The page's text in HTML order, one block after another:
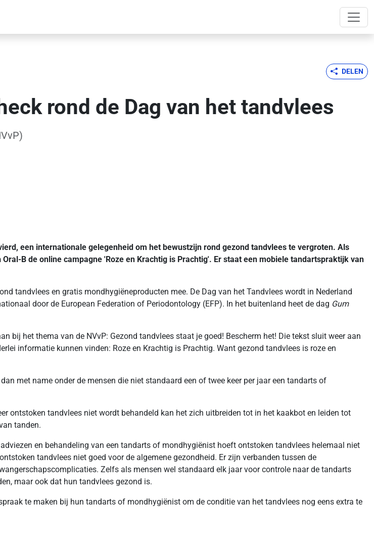
DELEN
rond de Dag van het tandvlees
een internationale gelegenheid om het bewustzijn rond gezond tandvlees te vergroten. Als
B de online campagne 'Roze en Krachtig is Prachtig'. Er staat een mobiele tandartspraktijk van
tandvlees en gratis mondhygiëneproducten mee. De Dag van het Tandvlees wordt in Nederland
door de European Federation of Periodontology (EFP). In het buitenland heet de dag Gum
bij het thema van de NVvP: Gezond tandvlees staat je goed! Bescherm het! Die tekst sluit weer aan
informatie kunnen vinden: Roze en Krachtig is Prachtig. Want gezond tandvlees is roze en
met name onder de mensen die niet standaard een of twee keer per jaar een tandarts of
ontstoken tandvlees niet wordt behandeld kan het zich uitbreiden tot in het kaakbot en leiden tot
tanden.
en behandeling van een tandarts of mondhygiënist hoeft ontstoken tandvlees helemaal niet
tandvlees niet goed voor de algemene gezondheid. Er zijn verbanden tussen de
Zelfs als mensen wel standaard elk jaar voor controle naar de tandarts
maar ook dat hun tandvlees gezond is.
te maken bij hun tandarts of mondhygiënist om de conditie van het tandvlees nog eens extra te